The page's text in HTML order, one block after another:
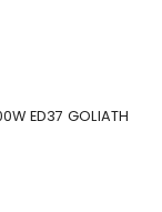
ED37 GOLIATH